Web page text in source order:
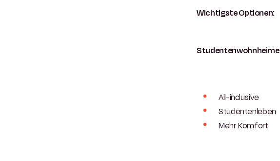
Wichtigste Optionen:
Studentenwohnheime
All-inclusive
Studentenleben
Mehr Komfort